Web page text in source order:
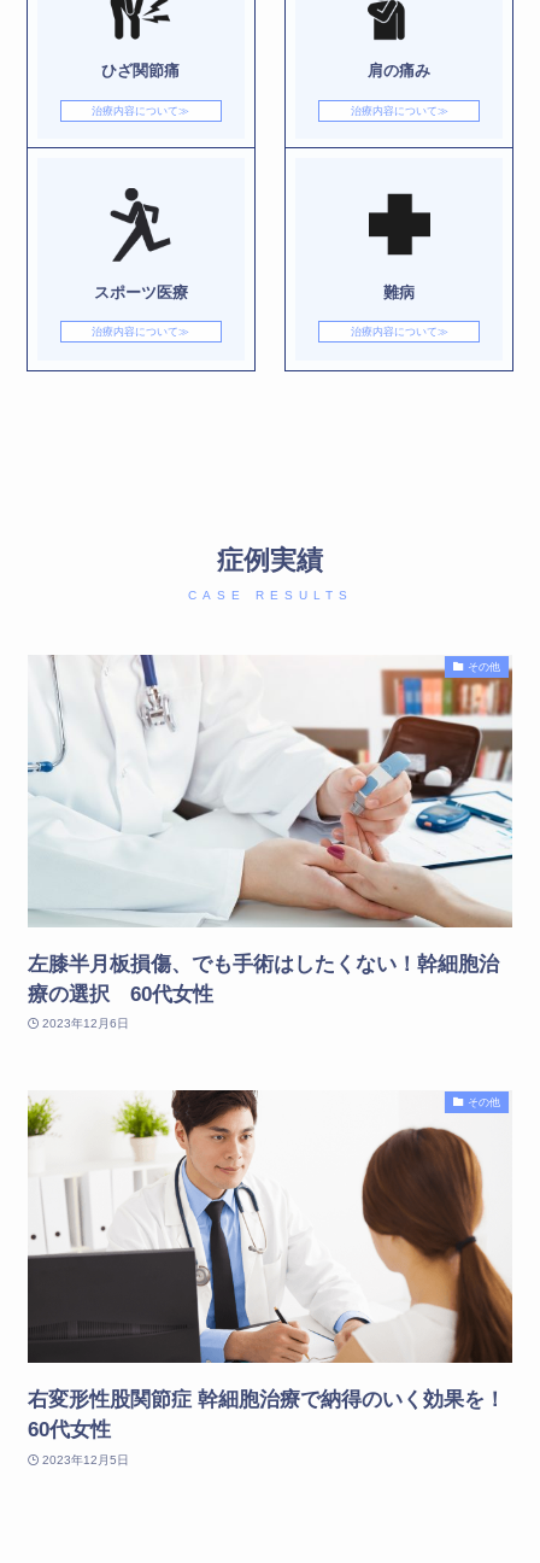
ひざ関節痛
治療内容について≫
肩の痛み
治療内容について≫
スポーツ医療
治療内容について≫
難病
治療内容について≫
症例実績
CASE RESULTS
その他
左膝半月板損傷、でも手術はしたくない！幹細胞治
療の選択 60代女性
2023年12月6日
その他
右変形性股関節症 幹細胞治療で納得のいく効果を！
60代女性
2023年12月5日